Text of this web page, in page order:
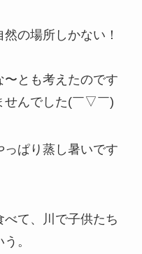
の場所しかない！
とも考えたのです
せんでした(￣▽￣)
ぱり蒸し暑いです
て、川で子供たち
。